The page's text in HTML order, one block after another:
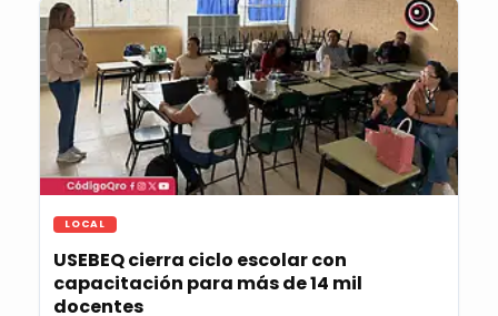
LOCAL
USEBEQ cierra ciclo escolar con
capacitación para más de 14 mil
docentes